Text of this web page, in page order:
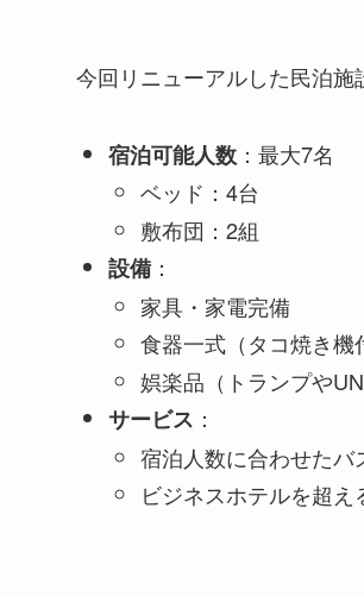
今回リニューアルした民泊施
宿泊可能人数 ：最大7名
ベッド：4台
敷布団：2組
設備：
家具・家電完備
食器一式（タコ焼き機
娯楽品（トランプや
サービス ：
宿泊人数に合わせた
ビジネスホテルを超え